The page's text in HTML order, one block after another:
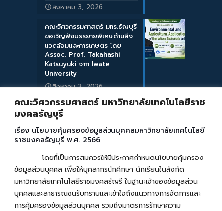
คณะวิศวกรรมศาสตร์ มหาวิทยาลัยเทคโนโลยีราช
มงคลธัญบุรี
เรื่อง นโยบายคุ้มครองข้อมูลส่วนบุคคลมหาวิทยาลัยเทคโนโลยี
ราชมงคลธัญบุรี พ.ศ. 2566
โดยที่เป็นการสมควรให้มีประกาศกำหนดนโยบายคุ้มครอง
ข้อมูลส่วนบุคคล เพื่อให้บุคลากรนักศึกษา นักเรียนในสังกัด
มหาวิทยาลัยเทคโนโลยีราชมงคลธัญรี ในฐานะเจ้าของข้อมูลส่วน
บุคคลและสาธารณชนรับทราบและเข้าใจถึงแนวทางการจัดการและ
การคุ้มครองข้อมูลส่วนบุคคล รวมถึงมาตรการรักษาความ
สิงหาคม 3, 2026
คณะวิศวกรรมศาสตร์ มทร.ธัญบุรี
ขอเชิญฟังบรรยายพิเศษด้านสิ่ง
แวดล้อมและการเกษตร โดย
Assoc. Prof. Takahashi
Katsuyuki จาก Iwate
University
สิงหาคม 3, 2026